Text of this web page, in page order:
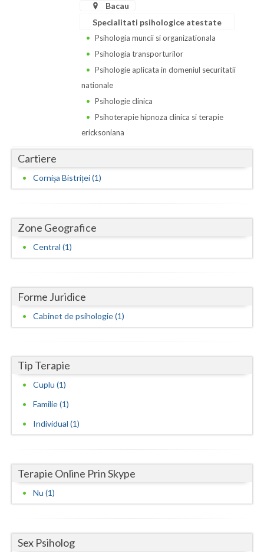
Harghita
Hunedoara
Iasi
Mehedinti
Mures
Olt
Prahova
Salaj
Satu-Mare
Suceava
Teleorman
Tulcea
Bacau
Specialitati psihologice atestate
Psihologia muncii si organizationala
Psihologia transporturilor
Psihologie aplicata in domeniul securitatii
nationale
Psihologie clinica
Psihoterapie hipnoza clinica si terapie
ericksoniana
Cartiere
Cornișa Bistriței (1)
Zone Geografice
Central (1)
Forme Juridice
Cabinet de psihologie (1)
Tip Terapie
Cuplu (1)
Familie (1)
Individual (1)
Terapie Online Prin Skype
Nu (1)
Sex Psiholog